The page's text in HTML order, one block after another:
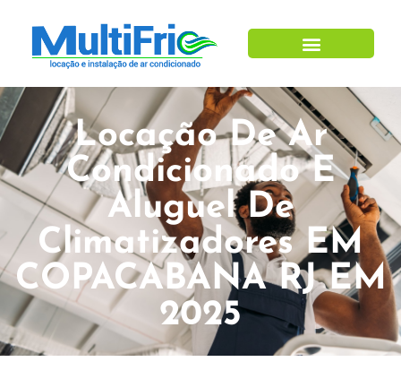
Locação De Ar
Condicionado E
Aluguel De
Climatizadores EM
COPACABANA RJ EM
2025